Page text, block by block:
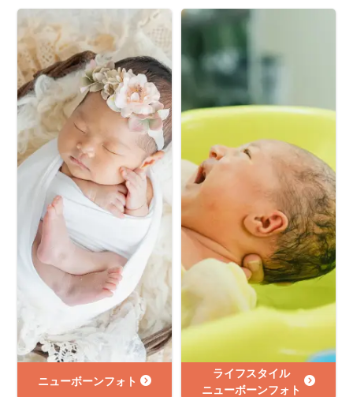
ニューボーンフォト
ライフスタイル
ニューボーンフォト